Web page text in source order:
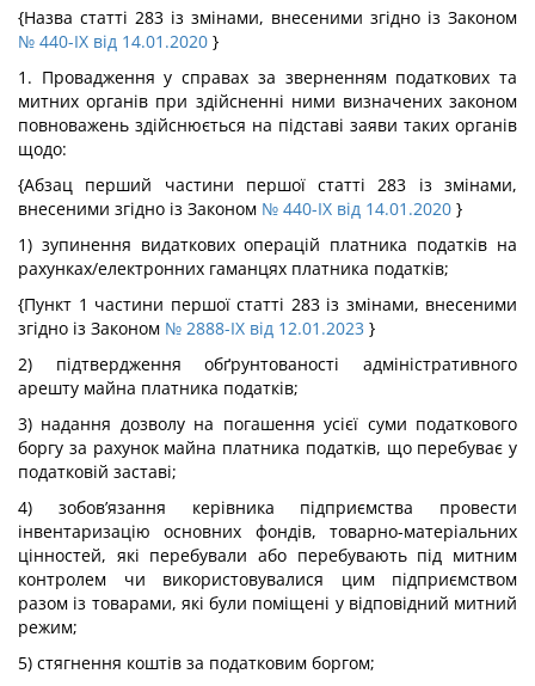
{Назва статті 283 із змінами, внесеними згідно із Законом
№ 440-IX від 14.01.2020 }
1. Провадження у справах за зверненням податкових та
митних органів при здійсненні ними визначених законом
повноважень здійснюється на підставі заяви таких органів
щодо:
{Абзац перший частини першої статті 283 із змінами,
внесеними згідно із Законом № 440-IX від 14.01.2020 }
1) зупинення видаткових операцій платника податків на
рахунках/електронних гаманцях платника податків;
{Пункт 1 частини першої статті 283 із змінами, внесеними
згідно із Законом № 2888-IX від 12.01.2023 }
2) підтвердження обґрунтованості адміністративного
арешту майна платника податків;
3) надання дозволу на погашення усієї суми податкового
боргу за рахунок майна платника податків, що перебуває у
податковій заставі;
4) зобов’язання керівника підприємства провести
інвентаризацію основних фондів, товарно-матеріальних
цінностей, які перебували або перебувають під митним
контролем чи використовувалися цим підприємством
разом із товарами, які були поміщені у відповідний митний
режим;
5) стягнення коштів за податковим боргом;